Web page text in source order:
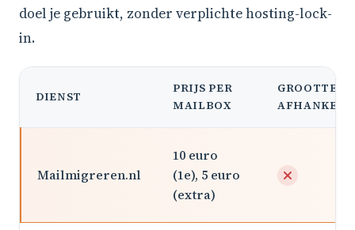
doel je gebruikt, zonder verplichte hosting-lock-
in.
DIENST
PRIJS PER
MAILBOX
GROOTTE-
Mailmigreren.nl
10 euro
(1e), 5 euro
(extra)